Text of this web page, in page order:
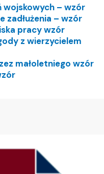
wojskowych – wzór
zadłużenia – wzór
pracy wzór
z wierzycielem
małoletniego wzór